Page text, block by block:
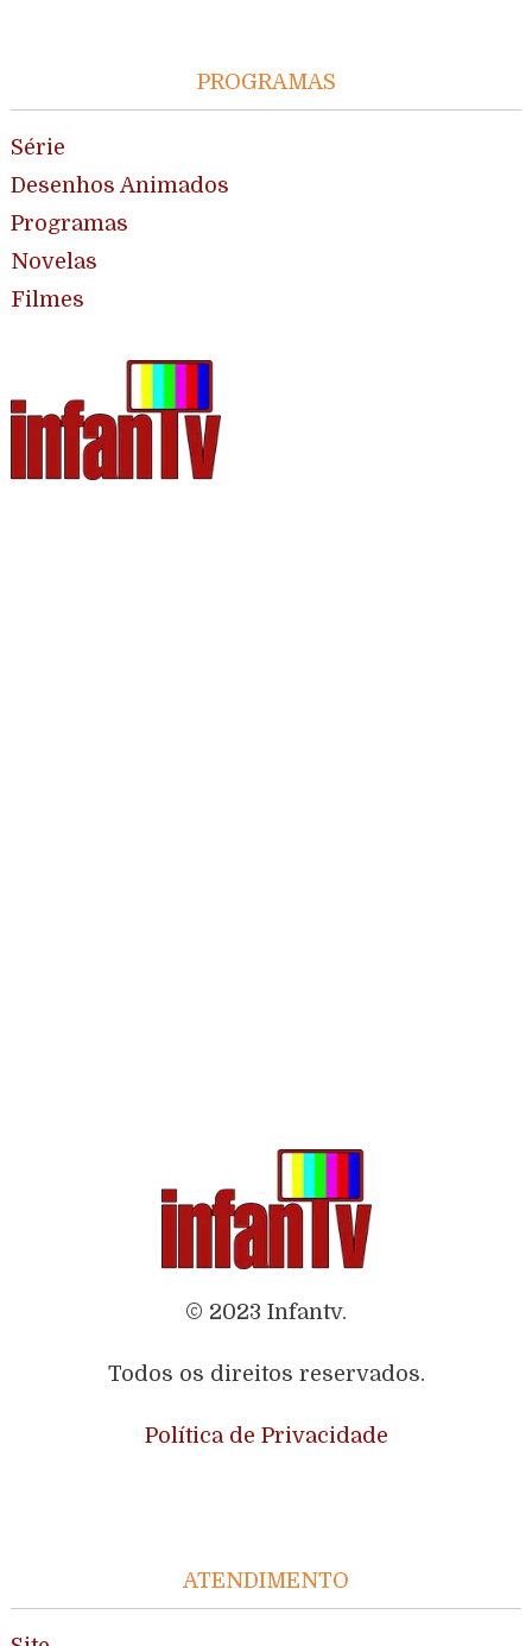
PROGRAMAS
Série
Desenhos Animados
Programas
Novelas
Filmes
© 2023 Infantv.
Todos os direitos reservados.
Política de Privacidade
ATENDIMENTO